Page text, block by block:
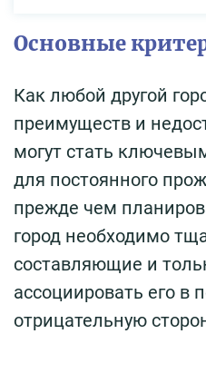
Основные
Как любой другой
преимуществ и
могут стать
для постоянного
прежде чем
город необходимо
составляющие и
ассоциировать его в
отрицательную